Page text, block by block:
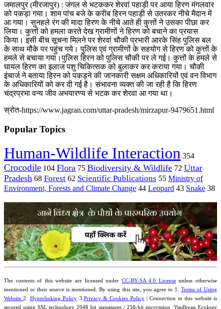
जमालपुर (मीरजापुर) : जंगल से भटककर शेरवां पहाड़ी पर आया हिरण मंगलवार
को पकड़ा गया। शाम पांच बजे के करीब हिरन पहाड़ी से उतरकर नीचे मैदान में
आ गया। सुनहले रंग की मादा हिरण के नीचे आते ही कुत्तों ने उसका पीछा कर
लिया। कुत्तों को हमला करते देख ग्रामीणों ने हिरण को बचाने का प्रयास
किया। इसी बीच सूचना मिलने पर शेरवां चौकी प्रभारी आरके सिंह पुलिस बल
के साथ मौके पर पहुंच गये। पुलिस एवं ग्रामीणों के सहयोग से हिरण को कुत्तों के
हमले से बचाया गया।पुलिस हिरन को पुलिस चौकी पर ले गई। कुत्तों के हमले से
घायल हिरण का इलाज पशु चिकित्सक को बुलाकर कर कराया गया। चौकी
इंचार्ज ने बताया हिरन को पकड़ने की जानकारी सक्षम अधिकारियों एवं वन विभाग
के अधिकारियों को कर दी गई है। संभावना व्यक्त की जा रही है कि हिरण
चंद्रप्रभा वन्य जीव अभयारण्य से भटक कर शेरवा आ गया था।
स्रोत-https://www.jagran.com/uttar-pradesh/mirzapur-9479651.html
Popular Topics
Human-Wildlife Interaction 354
Crocodile 104 Flora 75 Biodiversity & Wildlife 72 Uttar
Pradesh 68 Forest 62 Scientific Publications 55 Ministry of
Environment, Forests and Climate Change 44 Leopard 43 Snake 38
The contents of this website are licensed under CC-BY-SA 4.0 Licenseunless otherwise
mentioned or their source is mentioned. By using this site, you agree to 1. Terms of Using
Website2. Hyperlinking Policy 3.Privacy & Cookies Policy| Connection to this website is
secured usingSSL technology 2048 bit signatures / 256-bit encryption. Vindhyan Ecology